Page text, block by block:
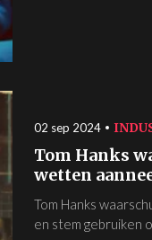
02 sep 2024
Tom Hanks
wetten
Tom Hanks
en stem gebruiken